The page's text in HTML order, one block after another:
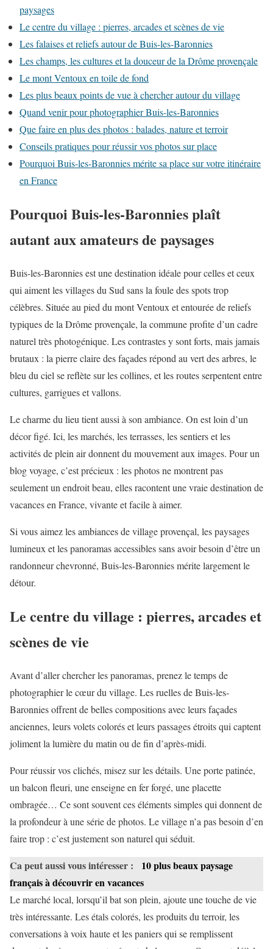
paysages
Le centre du village : pierres, arcades et scènes de vie
Les falaises et reliefs autour de Buis-les-Baronnies
Les champs, les cultures et la douceur de la Drôme provençale
Le mont Ventoux en toile de fond
Les plus beaux points de vue à chercher autour du village
Quand venir pour photographier Buis-les-Baronnies
Que faire en plus des photos : balades, nature et terroir
Conseils pratiques pour réussir vos photos sur place
Pourquoi Buis-les-Baronnies mérite sa place sur votre itinéraire
en France
Pourquoi Buis-les-Baronnies plaît
autant aux amateurs de paysages
Buis-les-Baronnies est une destination idéale pour celles et ceux
qui aiment les villages du Sud sans la foule des spots trop
célèbres. Située au pied du mont Ventoux et entourée de reliefs
typiques de la Drôme provençale, la commune profite d’un cadre
naturel très photogénique. Les contrastes y sont forts, mais jamais
brutaux : la pierre claire des façades répond au vert des arbres, le
bleu du ciel se reflète sur les collines, et les routes serpentent entre
cultures, garrigues et vallons.
Le charme du lieu tient aussi à son ambiance. On est loin d’un
décor figé. Ici, les marchés, les terrasses, les sentiers et les
activités de plein air donnent du mouvement aux images. Pour un
blog voyage, c’est précieux : les photos ne montrent pas
seulement un endroit beau, elles racontent une vraie destination de
vacances en France, vivante et facile à aimer.
Si vous aimez les ambiances de village provençal, les paysages
lumineux et les panoramas accessibles sans avoir besoin d’être un
randonneur chevronné, Buis-les-Baronnies mérite largement le
détour.
Le centre du village : pierres, arcades et
scènes de vie
Avant d’aller chercher les panoramas, prenez le temps de
photographier le cœur du village. Les ruelles de Buis-les-
Baronnies offrent de belles compositions avec leurs façades
anciennes, leurs volets colorés et leurs passages étroits qui captent
joliment la lumière du matin ou de fin d’après-midi.
Pour réussir vos clichés, misez sur les détails. Une porte patinée,
un balcon fleuri, une enseigne en fer forgé, une placette
ombragée… Ce sont souvent ces éléments simples qui donnent de
la profondeur à une série de photos. Le village n’a pas besoin d’en
faire trop : c’est justement son naturel qui séduit.
Ca peut aussi vous intéresser :
10 plus beaux paysage
français à découvrir en vacances
Le marché local, lorsqu’il bat son plein, ajoute une touche de vie
très intéressante. Les étals colorés, les produits du terroir, les
conversations à voix haute et les paniers qui se remplissent